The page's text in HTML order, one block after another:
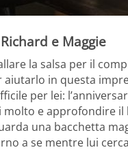
e Maggie
la salsa per il
aiutarlo in questa
per lei:
molto e approfondire
una bacchetta
a se mentre lui